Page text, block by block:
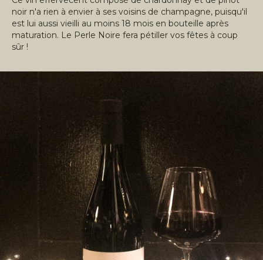
noir n'a rien à envier à ses voisins de champagne, puisqu'il
est lui aussi vieilli au moins 18 mois en bouteille après
maturation. Le Perle Noire fera pétiller vos fêtes à coup
sûr !